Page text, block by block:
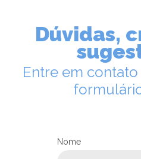
Dúvidas,
Entre em
Nome